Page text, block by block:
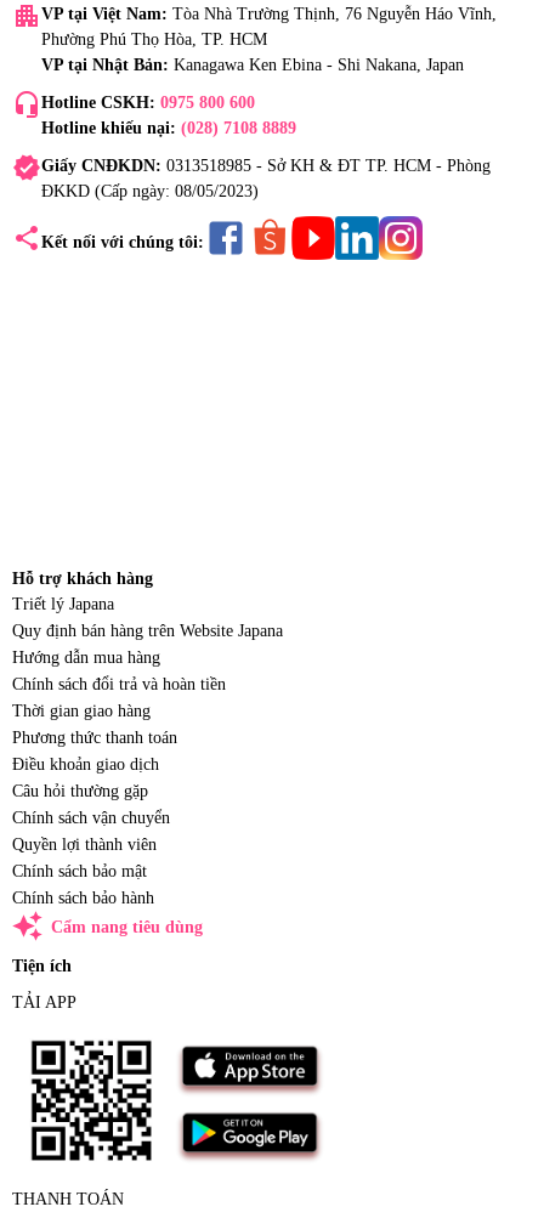
apartment VP tại Việt Nam: Tòa Nhà Trường Thịnh, 76 Nguyễn Háo Vĩnh,
Phường Phú Thọ Hòa, TP. HCM
VP tại Nhật Bản: Kanagawa Ken Ebina - Shi Nakana, Japan
headset_mic Hotline CSKH: 0975 800 600
Hotline khiếu nại: (028) 7108 8889
verifiedGiấy CNĐKDN: 0313518985 - Sở KH & ĐT TP. HCM - Phòng
ĐKKD (Cấp ngày: 08/05/2023)
share Kết nối với chúng tôi:
Hỗ trợ khách hàng
Triết lý Japana
Quy định bán hàng trên Website Japana
Hướng dẫn mua hàng
Chính sách đổi trả và hoàn tiền
Thời gian giao hàng
Phương thức thanh toán
Điều khoản giao dịch
Câu hỏi thường gặp
Chính sách vận chuyển
Quyền lợi thành viên
Chính sách bảo mật
Chính sách bảo hành
auto_awesome Cẩm nang tiêu dùng
Tiện ích
TẢI APP
THANH TOÁN